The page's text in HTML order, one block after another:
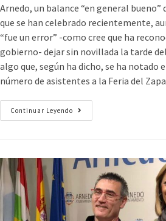
Arnedo, un balance “en general
que se han celebrado recientemente,
“fue un error” -como cree que ha
gobierno- dejar sin novillada la tarde
algo que, según ha dicho, se ha notado
número de asistentes a la Feria del
Continuar Leyendo